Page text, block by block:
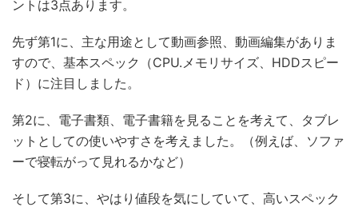
ントは3点あります。
先ず第1に、主な用途として動画参照、動画編集がありま
すので、基本スペック（CPU.メモリサイズ、HDDスピー
ド）に注目しました。
第2に、電子書類、電子書籍を見ることを考えて、タブレ
ットとしての使いやすさを考えました。（例えば、ソファ
ーで寝転がって見れるかなど）
そして第3に、やはり値段を気にしていて、高いスペック